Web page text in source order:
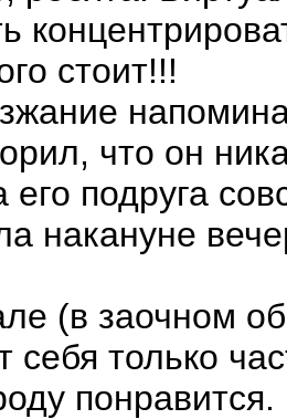
стоит!!!
что он
его подруга
накануне
(в заочном
себя только
понравится.